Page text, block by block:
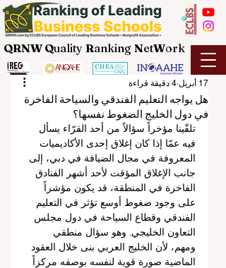
QRNW Quality Ranking NetWork
هل يواجه التعليم الفندقي والسياحة الفاخرة
في دول الخليج الضغوط نفسها؟
17 أبريل 4 دقيقة قراءة
تلقّينا مؤخراً سؤالاً من أحد القرّاء يسأل
فيه عمّا إذا كان إغلاق إحدى الأكاديميات
المعروفة في مجال الضيافة في دبي، إلى
جانب الإغلاق المؤقت لأحد أشهر الفنادق
الفاخرة في المنطقة، قد يكون مؤشراً
على وجود ضغوط أوسع تؤثر في التعليم
الفندقي وقطاع السياحة في دول مجلس
التعاون الخليجي. وهو سؤال منطقي
ومهم، لأن الخليج العربي بنى خلال العقود
الماضية صورة قوية لنفسه بوصفه مركزاً